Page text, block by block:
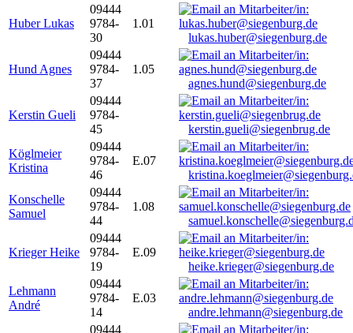
Huber Lukas
09444
9784-
30
1.01
lukas.huber@siegenburg.de
Hund Agnes
09444
9784-
37
1.05
agnes.hund@siegenburg.de
Kerstin Gueli
09444
9784-
45
kerstin.gueli@siegenbrug.de
Köglmeier
Kristina
09444
9784-
46
E.07
Konschelle
Samuel
09444
9784-
44
1.08
Krieger Heike
09444
9784-
19
E.09
heike.krieger@siegenburg.de
Lehmann
André
09444
9784-
14
E.03
andre.lehmann@siegenburg.de
09444